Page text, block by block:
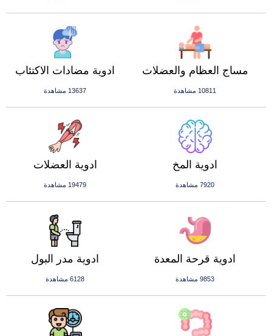
ادوية مضادات الاكتئاب
13637 مشاهدة
مساج العظام والعضلات
10811 مشاهدة
ادوية العضلات
19479 مشاهدة
ادوية المخ
7920 مشاهدة
ادوية مدر البول
6128 مشاهدة
ادوية قرحة المعدة
9853 مشاهدة